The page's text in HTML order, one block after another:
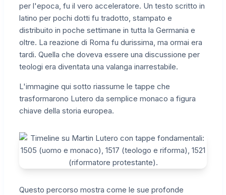
per l'epoca, fu il vero acceleratore. Un testo scritto in
latino per pochi dotti fu tradotto, stampato e
distribuito in poche settimane in tutta la Germania e
oltre. La reazione di Roma fu durissima, ma ormai era
tardi. Quella che doveva essere una discussione per
teologi era diventata una valanga inarrestabile.
L'immagine qui sotto riassume le tappe che
trasformarono Lutero da semplice monaco a figura
chiave della storia europea.
Questo percorso mostra come le sue profonde